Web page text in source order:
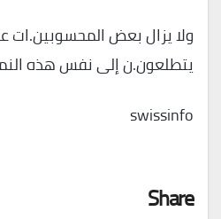
ولا يزال بعض المحسوبين.ات
يتطلعون.ن إلى نفس هذه
swissinfo
Share